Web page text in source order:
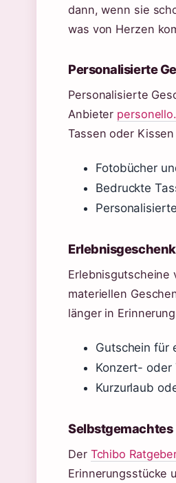
dann, wenn sie
was von Herzen
Personalisierte
Personalisierte
Anbieter
Tassen oder
Fotobücher
Bedruckte
Erlebnisgutscheine
materiellen
länger in
Gutschein für
Konzert- oder
Kurzurlaub
Selbstgemachtes
Der Tchibo
Erinnerungsstücke